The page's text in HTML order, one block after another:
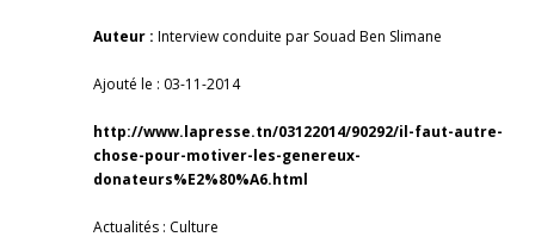
Auteur : Interview conduite par Souad Ben Slimane
Ajouté le : 03-11-2014
http://www.lapresse.tn/03122014/90292/il-faut-autre-
chose-pour-motiver-les-genereux-
donateurs%E2%80%A6.html
Actualités : Culture